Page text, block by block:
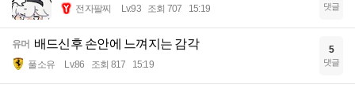
전자팔찌 Lv.93 조회 707 15:19 댓글
유머 배드신후 손안에 느껴지는 감각
풀소유 Lv.86 조회 817 15:19
5
댓글